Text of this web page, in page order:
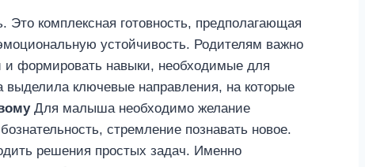
Это комплексная готовность, предполагающая
устойчивость. Родителям важно
и формировать навыки, необходимые для
выделила ключевые направления, на которые
Для малыша необходимо желание
стремление познавать новое.
решения простых задач. Именно